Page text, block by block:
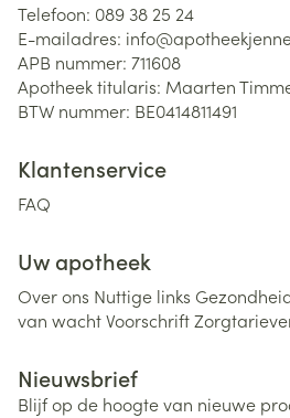
Telefoon: 089 38 25 24
E-mailadres: info@
APB nummer: 711608
Apotheek titularis: Maarten
BTW nummer: BE0414811491
Klantenservice
FAQ
Uw apotheek
Over ons Nuttige links
van wachtVoorschrift
Nieuwsbrief
Blijf op de hoogte van nieuwe